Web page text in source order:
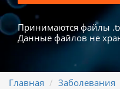
Принимаются файлы
Данные файлов не
Главная Заболевания